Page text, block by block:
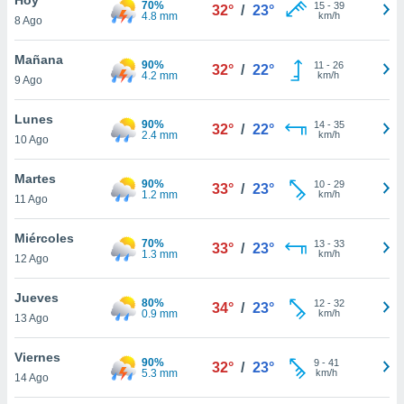
y
en
más
de
8 Ago
70%
4.8 mm
32° / 23° 15- 39
km/h
Mañana
9 Ago
90%
4.2 mm
32° / 22° 11 - 26
km/h
Lunes
10 Ago
90%
2.4 mm
32° / 22° 14- 35
km/h
Martes
11 Ago
90%
1.2 mm
33° / 23° 10- 29
km/h
Miércoles
12 Ago
70%
1.3 mm
33° / 23° 13- 33
km/h
Jueves
13 Ago
80%
0.9 mm
34° / 23° 12- 32
km/h
Viernes
14 Ago
90%
5.3 mm
32° / 23° 9- 41
km/h